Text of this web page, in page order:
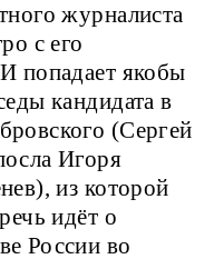
журналиста
с его
попадает якобы
кандидата в
(Сергей
Игоря
из которой
идёт о
России во